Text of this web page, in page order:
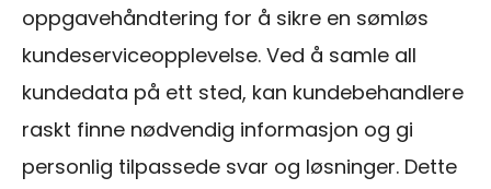
oppgavehåndtering for å sikre en sømløs
kundeserviceopplevelse. Ved å samle all
kundedata på ett sted, kan kundebehandlere
raskt finne nødvendig informasjon og gi
personlig tilpassede svar og løsninger. Dette